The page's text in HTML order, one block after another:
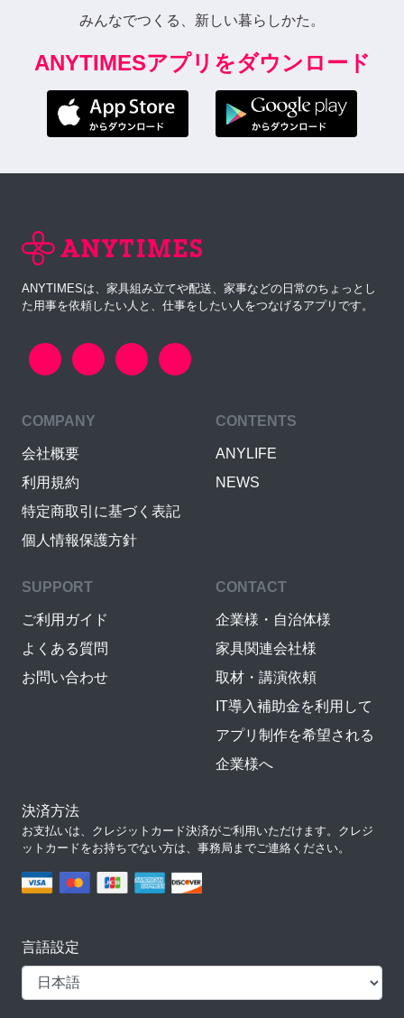
みんなでつくる、新しい暮らしかた。
ANYTIMESアプリをダウンロード
ANYTIMESは、家具組み立てや配送、家事などの日常のちょっとし
た用事を依頼したい人と、仕事をしたい人をつなげるアプリです。
COMPANY
会社概要
利用規約
特定商取引に基づく表記
個人情報保護方針
CONTENTS
ANYLIFE
NEWS
SUPPORT
ご利用ガイド
よくある質問
お問い合わせ
CONTACT
企業様・自治体様
家具関連会社様
取材・講演依頼
IT導入補助金を利用して
アプリ制作を希望される
企業様へ
決済方法
お支払いは、クレジットカード決済がご利用いただけます。クレジ
ットカードをお持ちでない方は、事務局までご連絡ください。
言語設定